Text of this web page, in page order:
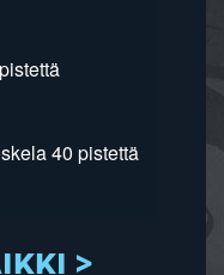
40 pistettä
>